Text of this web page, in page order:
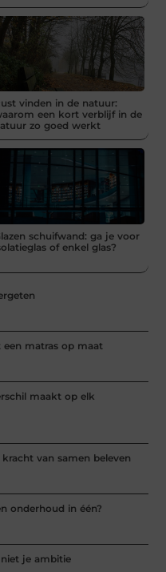
vinden in de natuur:
een kort verblijf in de
zo goed werkt
schuifwand: ga je voor
of enkel glas?
matras op maat
maakt op elk
van samen beleven
onderhoud in één?
je ambitie